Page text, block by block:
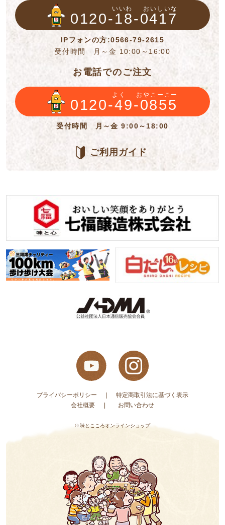
いいわ おいしいな
0120-18-0417
IPフォンの方:0566-79-2615
受付時間 月～金 10:00～16:00
お電話でのご注文
よく おやこーこー
0120-49-0855
受付時間 月～金 9:00～18:00
ご利用ガイド
プライバシーポリシー
特定商取引法に基づく表示
会社概要
お問い合わせ
© 味とこころオンラインショップ